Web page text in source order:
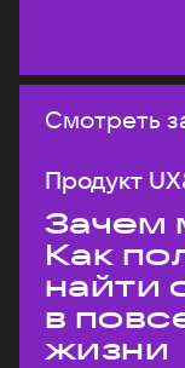
Смотреть
Продукт
Зачем
Как
найти
в
жизни